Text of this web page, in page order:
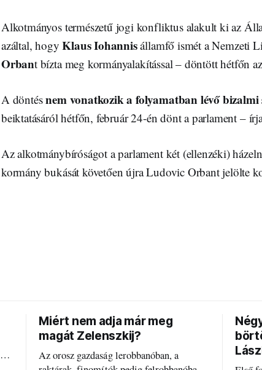
Alkotmányos természetű jogi konfliktus alakult ki az
azáltal, hogyKlaus Iohannisállamfő ismét a Nemzeti
Orbant bízta meg kormányalakítással – döntött hétfőn
A döntésnem vonatkozik a folyamatban lévő bizalmi
beiktatásáról hétfőn, február 24-én dönt a parlament –
Az alkotmánybíróságot a parlament két (ellenzéki)
kormány bukását követően újra Ludovic Orbant jelölte
Miért nem adja már meg
magát Zelenszkij?
Az orosz gazdaság lerobbanóban, a